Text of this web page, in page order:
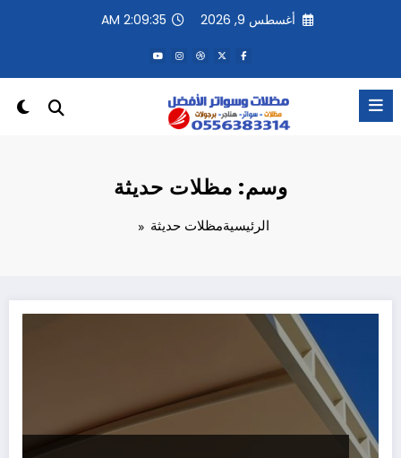
أغسطس 9, 2026 2:09:35 AM
وسم: مظلات حديثة
الرئيسيةمظلات حديثة